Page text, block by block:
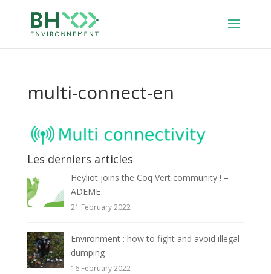
multi-connect-en
Les derniers articles
Heyliot joins the Coq Vert community ! –
ADEME
21 February 2022
Environment : how to fight and avoid illegal
dumping
16 February 2022